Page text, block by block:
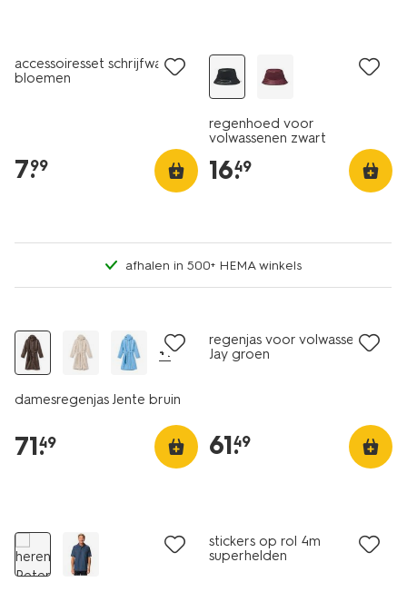
accessoiresset schrijfwaren
bloemen
7.
99
regenhoed voor
volwassenen zwart
16.
49
afhalen in 500+ HEMA winkels
+1
damesregenjas Jente bruin
71.
49
regenjas voor volwassenen
Jay groen
61.
49
stickers op rol 4m
superhelden